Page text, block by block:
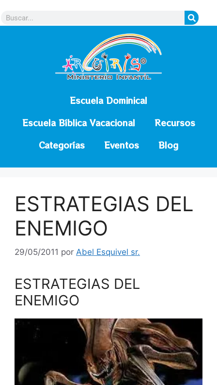
Escuela Dominical
Escuela Bíblica Vacacional
Recursos
Categorías
Eventos Blog
ESTRATEGIAS DEL
ENEMIGO
29/05/2011 por Abel Esquivel sr.
ESTRATEGIAS DEL
ENEMIGO